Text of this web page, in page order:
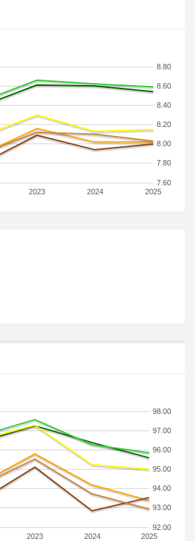
2023 2024 2025
7.60
7.80
8.00
8.20
8.40
8.60
8.80
2023 2024 2025
92.00
93.00
94.00
95.00
96.00
97.00
98.00